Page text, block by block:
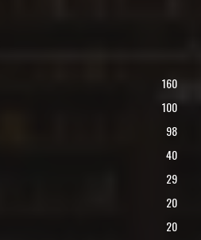
160
100
98
40
29
20
20